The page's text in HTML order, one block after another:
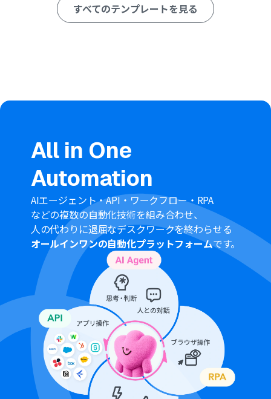
・カオナビのマイアプリ連携方法はこちらをご参照ください。
・Google Chatとの連携はGoogle Workspaceの場合のみ可能
すべてのテンプレートを見る
All in One
Automation
AIエージェント・API・ワークフロー・RPA
などの複数の自動化技術を組み合わせ、
人の代わりに退屈なデスクワークを終わらせる
オールインワンの自動化プラットフォームです。